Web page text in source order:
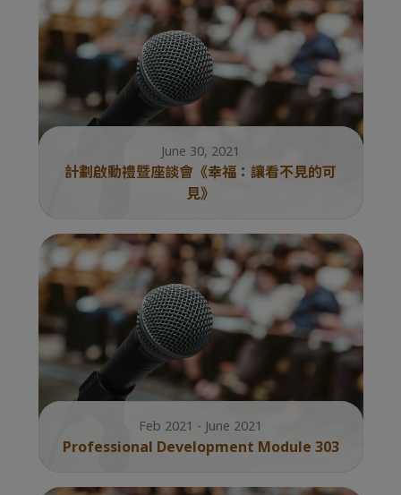
June 30, 2021
計劃啟動禮暨座談會《幸福：讓看不見的可
見》
Feb 2021 - June 2021
Professional Development Module 303